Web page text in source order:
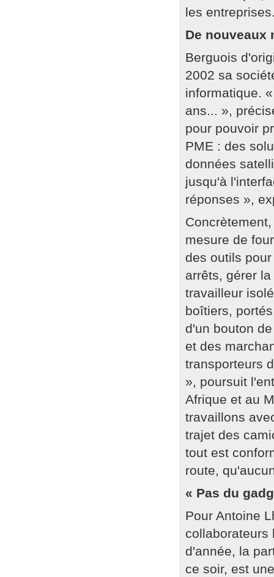
les
De nouveaux
Berguois
2002 sa
informatique.
ans... »,
pour pouvoir
PME : des
données
jusqu'à
réponses »,
mesure de
des outils
arrêts, gérer
travailleur
boîtiers,
d'un bouton
et des
transporteurs
», poursuit
Afrique et au
travaillons
trajet des
tout est
route,
« Pas du
Pour Antoine
collaborateurs
d'année, la
ce soir, est